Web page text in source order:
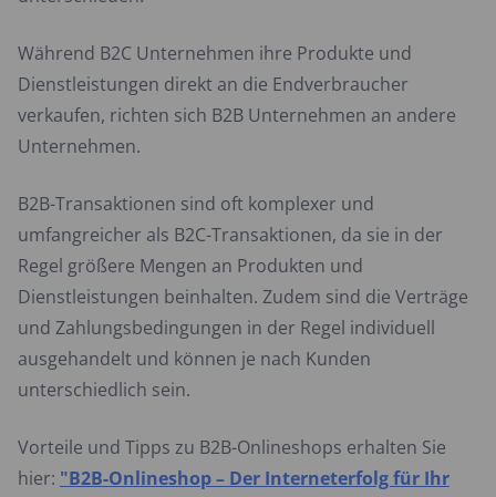
Während B2C Unternehmen ihre Produkte und
Dienstleistungen direkt an die Endverbraucher
verkaufen, richten sich B2B Unternehmen an andere
Unternehmen.
B2B-Transaktionen sind oft komplexer und
umfangreicher als B2C-Transaktionen, da sie in der
Regel größere Mengen an Produkten und
Dienstleistungen beinhalten. Zudem sind die Verträge
und Zahlungsbedingungen in der Regel individuell
ausgehandelt und können je nach Kunden
unterschiedlich sein.
Vorteile und Tipps zu B2B-Onlineshops erhalten Sie
hier: "B2B-Onlineshop – Der Interneterfolg für Ihr